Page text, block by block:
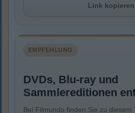
Link kopieren
EMPFEHLUNG
DVDs, Blu-ray und
Sammlereditionen
Bei Filmundo finden Sie zu diesem